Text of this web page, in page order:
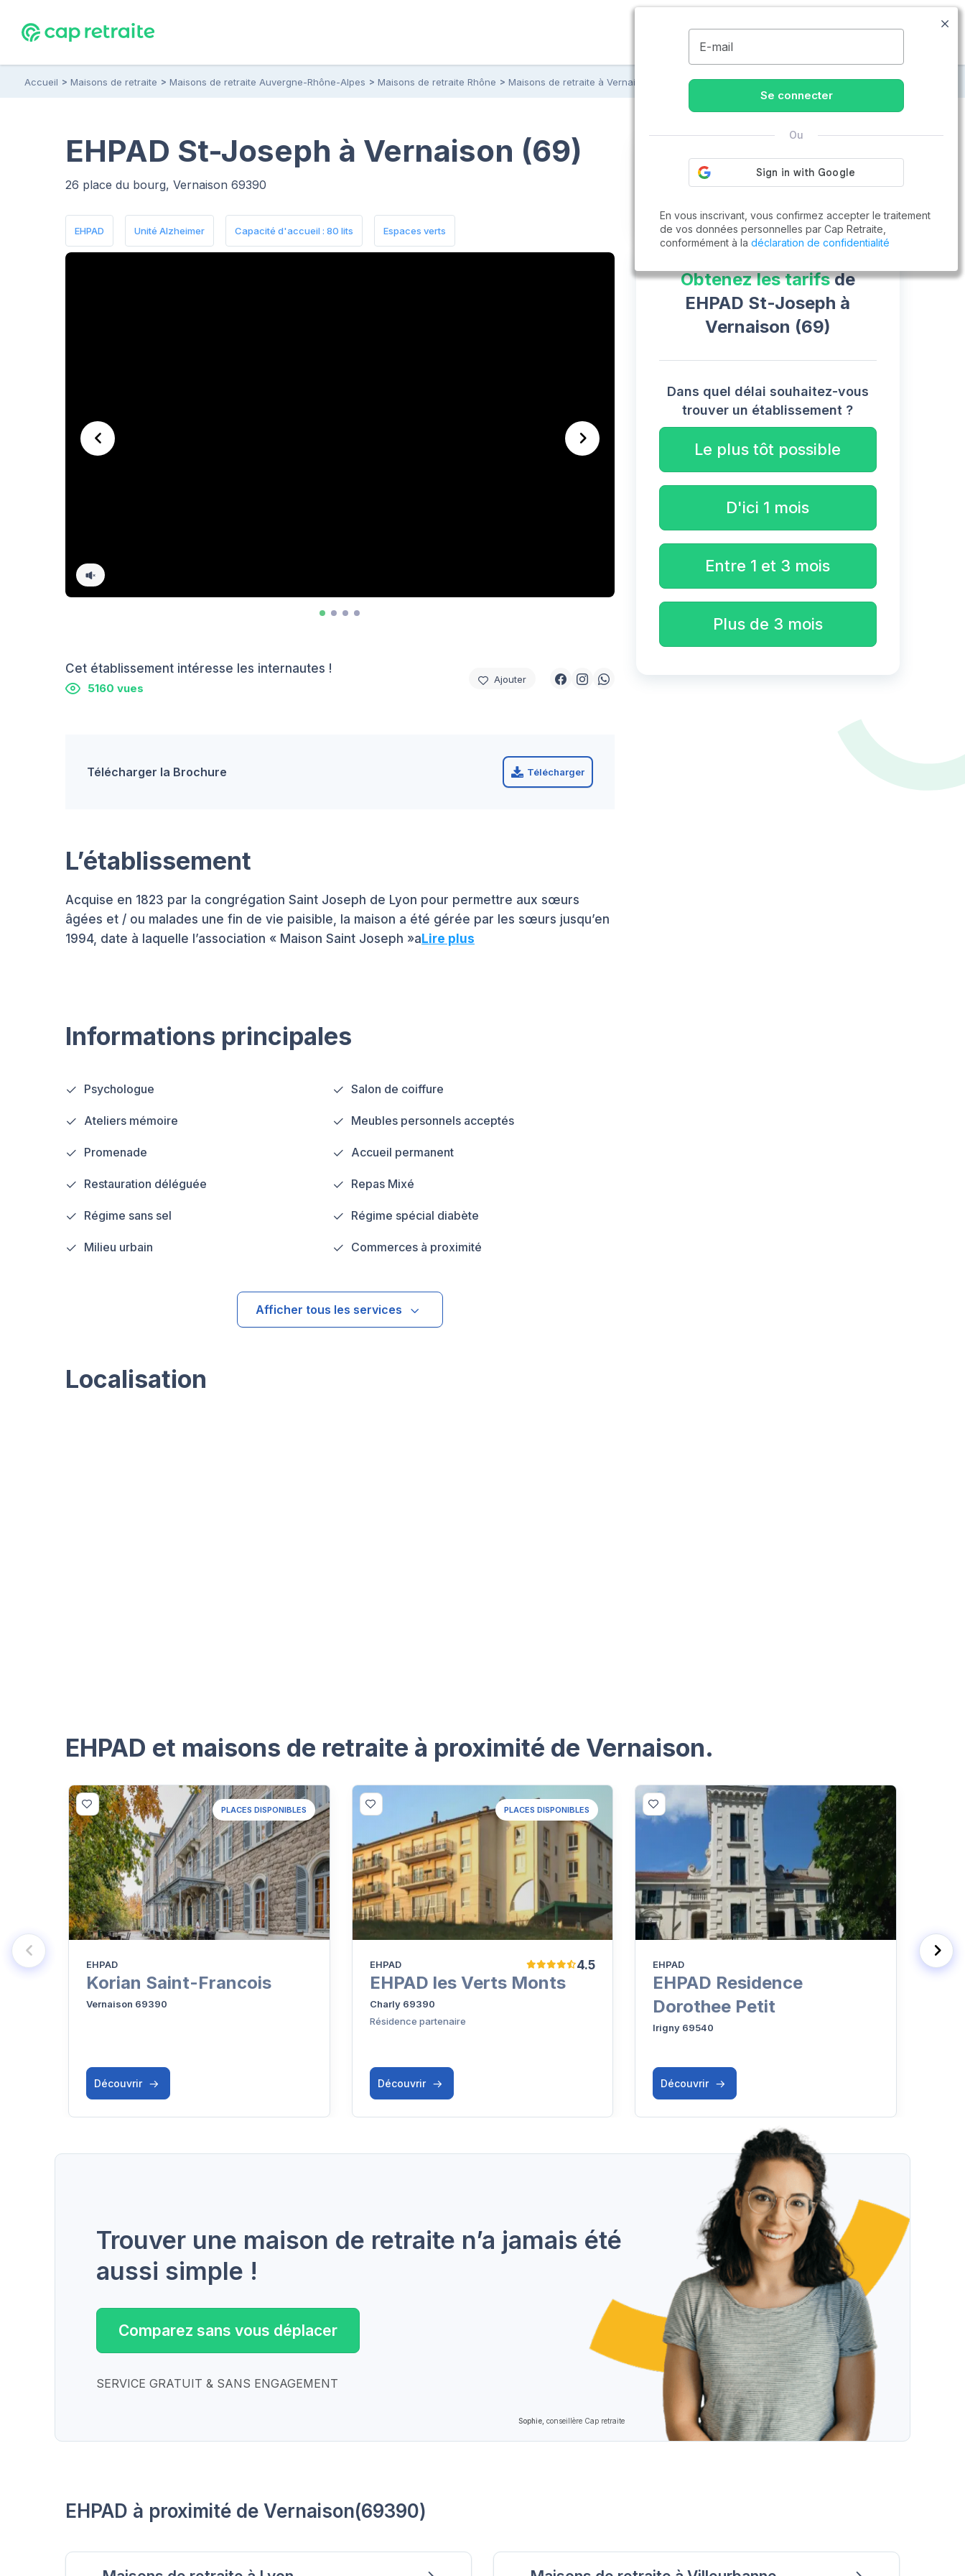
04.81.68.19.94
Accueil Maisons de retraite Maisons de retraite Auvergne-Rhône-Alpes Maisons de retraite Rhône Maisons de retraite à Vernaison EHPAD St-Joseph
Cet établissement intéresse les internautes !
5160 vues
Ajouter
Télécharger la Brochure Télécharger
EHPAD St-Joseph à Vernaison (69)
26 place du bourg, Vernaison 69390
EHPAD Unité Alzheimer Capacité d'accueil : 80 lits Espaces verts
L’établissement
Acquise en 1823 par la congrégation Saint Joseph de Lyon pour permettre aux sœurs
âgées et / ou malades une fin de vie paisible, la maison a été gérée par les sœurs jusqu’en
1994, date à laquelle l’association « Maison Saint Joseph »aLire plus
Informations principales
Psychologue Salon de coiffure
Ateliers mémoire Meubles personnels acceptés
Promenade Accueil permanent
Restauration déléguée Repas Mixé
Régime sans sel Régime spécial diabète
Milieu urbain Commerces à proximité
Afficher tous les services
Cap Retraite vous aide à trouver un emploi
Obtenez les tarifsde
EHPAD St-Joseph à
Vernaison (69)
Dans quel délai souhaitez-vous
trouver un établissement ?
Le plus tôt possible
D'ici 1 mois
Entre 1 et 3 mois
Plus de 3 mois
Localisation
EHPAD et maisons de retraite à proximité de Vernaison.
PLACES DISPONIBLES
EHPAD
Korian Saint-Francois
Vernaison 69390
Découvrir
PLACES DISPONIBLES
4.5
EHPAD
EHPAD les Verts Monts
Charly 69390
Résidence partenaire
Découvrir
EHPAD
EHPAD Residence
Dorothee Petit
Irigny 69540
Découvrir
Sophie, conseillère Cap retraite
Trouver une maison de retraite n’a jamais été
aussi simple !
Comparez sans vous déplacer
SERVICE GRATUIT & SANS ENGAGEMENT
EHPAD à proximité de Vernaison(69390)
E-mail
Se connecter
Ou
En vous inscrivant, vous confirmez accepter le traitement
de vos données personnelles par Cap Retraite,
conformément à la déclaration de confidentialité